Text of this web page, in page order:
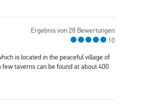
Ergebnis von 28 Bewertungen
10
is located in the peaceful village of
taverns can be found at about 400